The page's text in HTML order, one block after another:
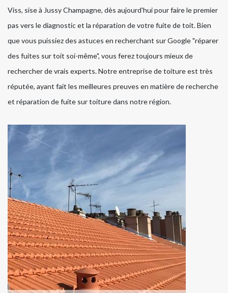
Viss, sise à Jussy Champagne, dès aujourd'hui pour faire le premier
pas vers le diagnostic et la réparation de votre fuite de toit. Bien
que vous puissiez des astuces en recherchant sur Google "réparer
des fuites sur toit soi-même", vous ferez toujours mieux de
rechercher de vrais experts. Notre entreprise de toiture est très
réputée, ayant fait les meilleures preuves en matière de recherche
et réparation de fuite sur toiture dans notre région.